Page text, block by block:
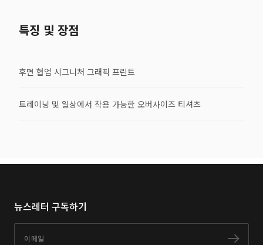
특징 및 장점
후면 협업 시그니처 그래픽 프린트
트레이닝 및 일상에서 착용 가능한 오버사이즈 티셔츠
뉴스레터 구독하기